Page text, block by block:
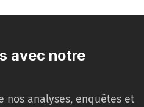
avec notre
nos analyses, enquêtes et